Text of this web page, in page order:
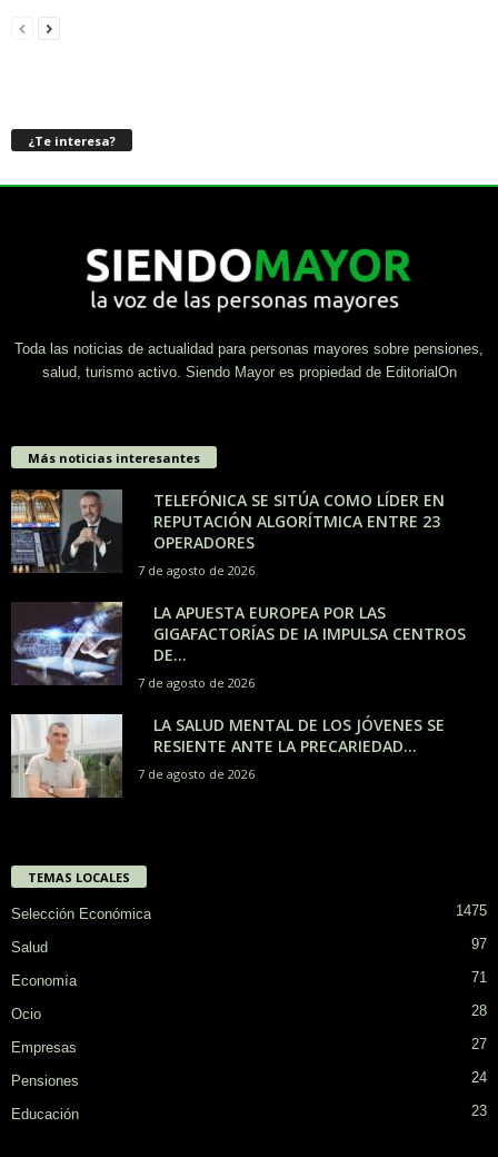
¿Te interesa?
Toda las noticias de actualidad para personas mayores sobre pensiones,
salud, turismo activo. Siendo Mayor es propiedad de EditorialOn
Más noticias interesantes
TELEFÓNICA SE SITÚA COMO LÍDER EN
REPUTACIÓN ALGORÍTMICA ENTRE 23
OPERADORES
7 de agosto de 2026
LA APUESTA EUROPEA POR LAS
GIGAFACTORÍAS DE IA IMPULSA CENTROS
DE...
7 de agosto de 2026
LA SALUD MENTAL DE LOS JÓVENES SE
RESIENTE ANTE LA PRECARIEDAD...
7 de agosto de 2026
TEMAS LOCALES
Selección Económica 1475
Salud 97
Economía 71
Ocio 28
Empresas 27
Pensiones 24
Educación 23